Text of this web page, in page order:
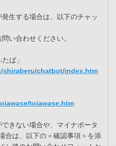
生する場合は、以下のチャッ
い合わせください。
ば」
shiraberu/chatbot/index.htm
toiawase.htm
きない場合や、マイナポータ
合は、以下の＜確認事項＞を添